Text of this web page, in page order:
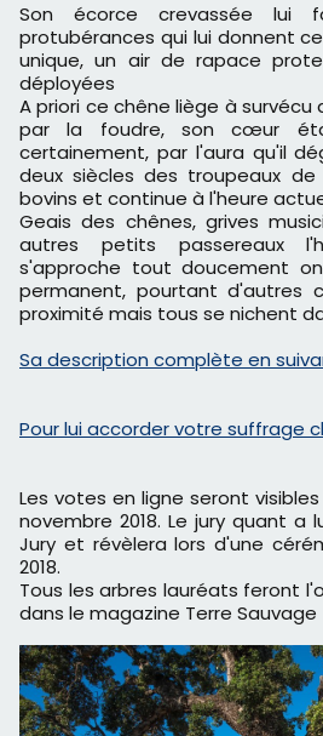
Son écorce crevassée lui
protubérances qui lui donnent
unique, un air de rapace
déployées
A priori ce chêne liège à
par la foudre, son cœur
certainement, par l'aura qu'il
deux siècles des troupeaux
bovins et continue à l'heure
Geais des chênes, grives
autres petits passereaux
s'approche tout doucement
permanent, pourtant d'autres
proximité mais tous se nichent
Sa description complète en
Pour lui accorder votre suffrage
Les votes en ligne seront
novembre 2018. Le jury quant a
Jury et révèlera lors d'une
2018.
Tous les arbres lauréats feront
dans le magazine Terre Sauvage